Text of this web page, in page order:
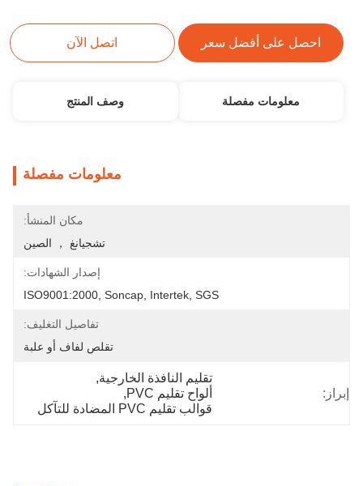
احصل على أفضل سعر اتصل الآن
معلومات مفصلة وصف المنتج
معلومات مفصلة
مكان المنشأ:
تشجيانغ ， الصين
إصدار الشهادات:
ISO9001:2000, Soncap, Intertek, SGS
تفاصيل التغليف:
تقلص لفاف أو علبة
إبراز:
تقليم النافذة الخارجية,
ألواح تقليم PVC
,
قوالب تقليم PVC المضادة للتآكل